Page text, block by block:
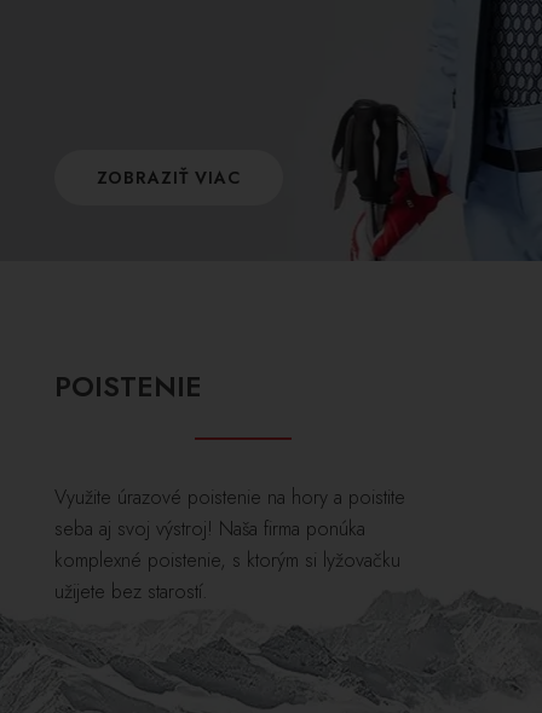
ZOBRAZIŤ VIAC
POISTENIE
Využite úrazové poistenie na hory a poistite
seba aj svoj výstroj! Naša firma ponúka
komplexné poistenie, s ktorým si lyžovačku
užijete bez starostí.